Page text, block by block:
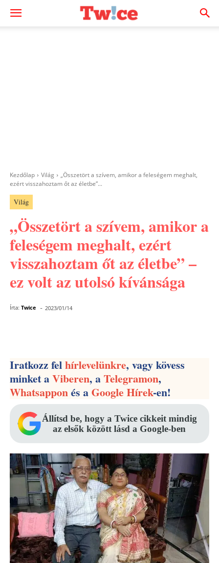
Kezdőlap Világ
„Összetört a szívem, amikor a feleségem meghalt,
ezért visszahoztam őt az életbe”...
Világ
„Összetört a szívem, amikor a
feleségem meghalt, ezért
visszahoztam őt az életbe” –
ez volt az utolsó kívánsága
Írta: Twice - 2023/01/14
Iratkozz felhírlevelünkre, vagy kövess
minket aViberen, aTelegramon,
Whatsapponés aGoogle Hírek-en!
Állítsd be, hogy a Twice cikkeit mindig
az elsők között lásd a Google-ben